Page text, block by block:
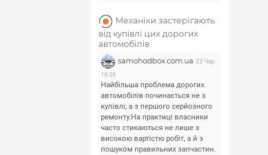
Механіки застерігають
від купівлі цих дорогих
автомобілів
samohodbox.com.ua 22 Чер.
16:26
Найбільша проблема дорогих
автомобілів починається не з
купівлі, а з першого серйозного
ремонту.На практиці власники
часто стикаються не лише з
високою вартістю робіт, а й з
пошуком правильних запчастин.